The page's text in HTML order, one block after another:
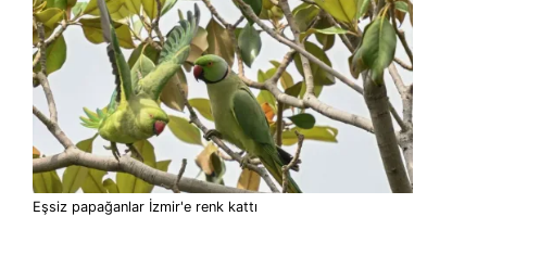
Eşsiz papağanlar İzmir'e renk kattı